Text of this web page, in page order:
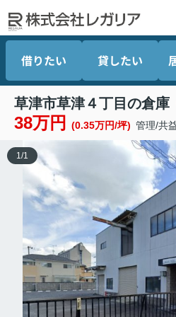
借りたい 貸したい
草津市草津４丁目の倉庫
38万円 (0.35万円/坪) 管理/共
1 /1